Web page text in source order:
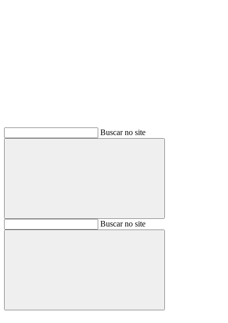
Buscar no site
BuscarBuscar no site
Buscar